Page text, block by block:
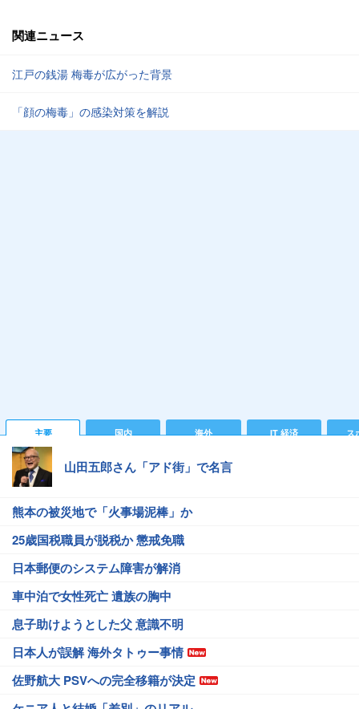
関連ニュース
江戸の銭湯 梅毒が広がった背景
「顔の梅毒」の感染対策を解説
主要 国内 海外 IT 経済 ス
山田五郎さん「アド街」で名言
熊本の被災地で「火事場泥棒」か
25歳国税職員が脱税か 懲戒免職
日本郵便のシステム障害が解消
車中泊で女性死亡 遺族の胸中
息子助けようとした父 意識不明
日本人が誤解 海外タトゥー事情
佐野航大 PSVへの完全移籍が決定